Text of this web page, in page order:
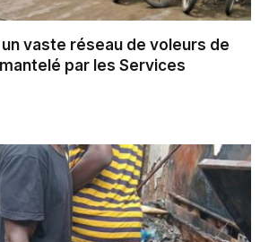
vaste réseau de voleurs de
par les Services